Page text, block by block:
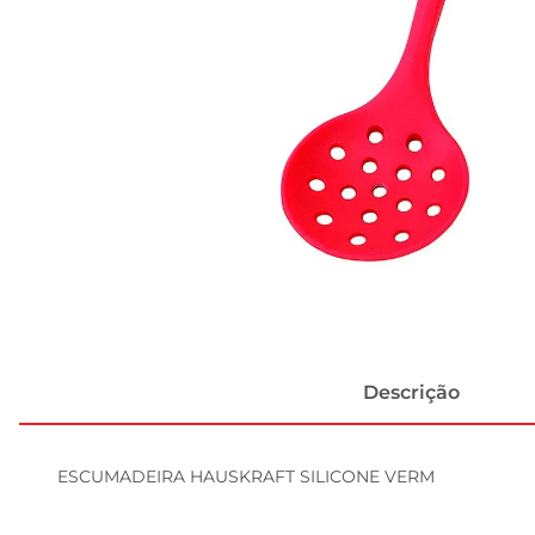
Descrição
ESCUMADEIRA HAUSKRAFT SILICONE VERM